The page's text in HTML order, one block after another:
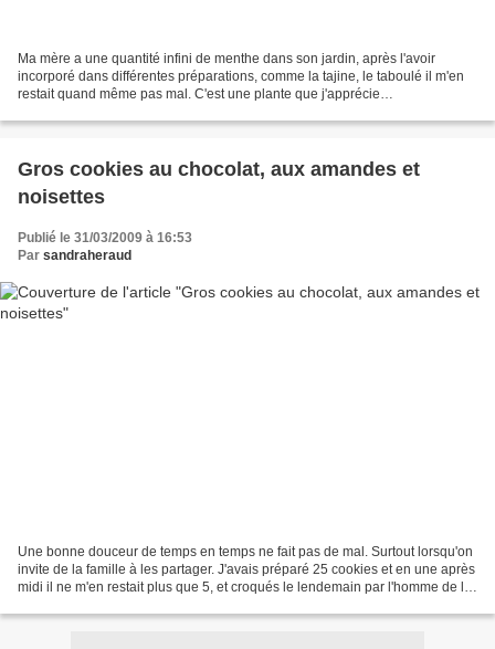
Ma mère a une quantité infini de menthe dans son jardin, après l'avoir
incorporé dans différentes préparations, comme la tajine, le taboulé il m'en
restait quand même pas mal. C'est une plante que j'apprécie
Gros cookies au chocolat, aux amandes et
noisettes
Publié le 31/03/2009 à 16:53
Par sandraheraud
Une bonne douceur de temps en temps ne fait pas de mal. Surtout lorsqu'on
invite de la famille à les partager. J'avais préparé 25 cookies et en une après
midi il ne m'en restait plus que 5, et croqués le lendemain par l'homme de la